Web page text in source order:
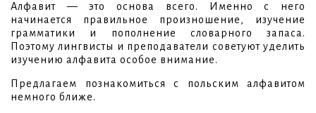
Алфавит — это основа всего. Именно с него
начинается правильное произношение, изучение
грамматики и пополнение словарного запаса.
Поэтому лингвисты и преподаватели советуют уделить
изучению алфавита особое внимание.
Предлагаем познакомиться с польским алфавитом
немного ближе.